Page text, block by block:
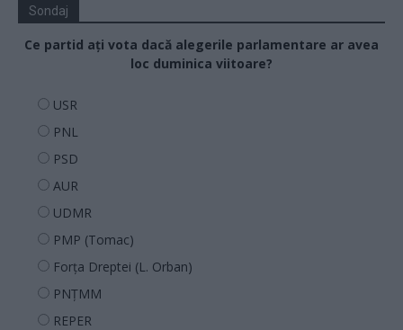
Sondaj
Ce partid ați vota dacă alegerile parlamentare ar avea
loc duminica viitoare?
USR
PNL
PSD
AUR
UDMR
PMP (Tomac)
Forța Dreptei (L. Orban)
PNȚMM
REPER